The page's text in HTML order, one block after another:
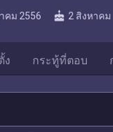
คม 2556 cake 2 สิงหาคม
ง กระทู้ที่ตอบ